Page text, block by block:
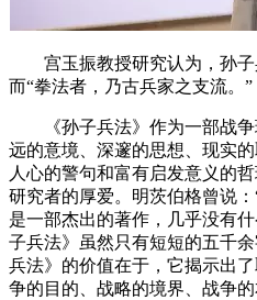
宫玉振教授研究认为，孙子
而“拳法者，乃古兵家之支流。”
《孙子兵法》作为一部战争
远的意境、深邃的思想、现实
人心的警句和富有启发意义的
研究者的厚爱。明茨伯格曾说
是一部杰出的著作，几乎没有
子兵法》虽然只有短短的五千
兵法》的价值在于，它揭示出
争的目的、战略的境界、战争